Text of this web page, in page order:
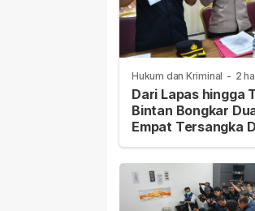
Hukum dan Kriminal - 2
Dari Lapas hingga
Bintan Bongkar
Empat Tersangka